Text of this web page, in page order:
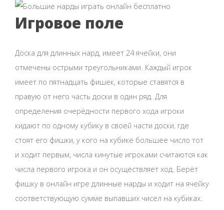
Игровое поле
Доска для длинных нард, имеет 24 ячейки, они
отмечены острыми треугольниками. Каждый игрок
имеет по пятнадцать фишек, которые ставятся в
правую от него часть доски в один ряд. Для
определения очерёдности первого хода игроки
кидают по одному кубику в своей части доски, где
стоят его фишки, у кого на кубике большее число тот
и ходит первым, числа кинутые игроками считаются как
числа первого игрока и он осуществляет ход. Берёт
фишку в онлайн игре длинные нарды и ходит на ячейку
соответствующую сумме выпавших чисел на кубиках.